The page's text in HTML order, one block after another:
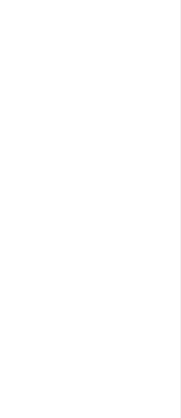
oli: 151,90€.
hinta on: 70,00€.